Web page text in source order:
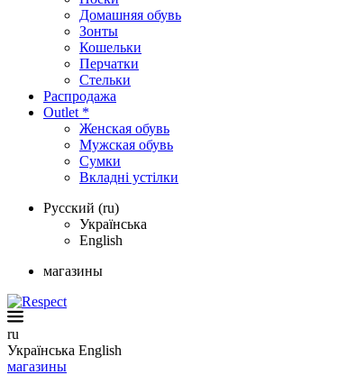
Домашняя обувь
Зонты
Кошельки
Перчатки
Стельки
Распродажа
Outlet *
Женская обувь
Мужская обувь
Сумки
Вкладні устілки
Русский (ru)
Українська
English
магазины
ru
Українська English
магазины